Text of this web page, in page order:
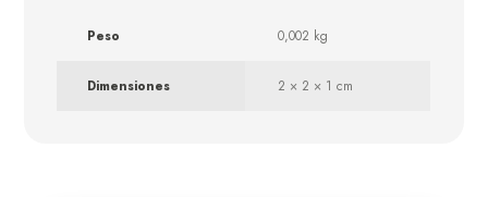
Peso 0,002 kg
Dimensiones 2 × 2 × 1 cm